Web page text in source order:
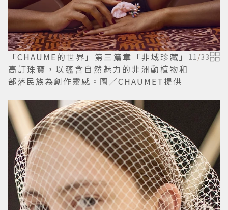
「CHAUME的世界」第三篇章「非域珍藏」
高訂珠寶，以蘊含自然魅力的非洲動植物和
部落民族為創作靈感。圖／CHAUMET提供
11 /33